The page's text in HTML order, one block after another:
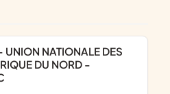
DU NORD -